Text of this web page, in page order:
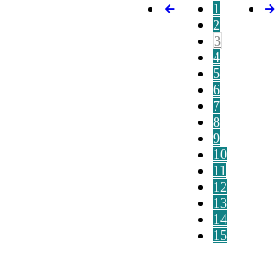
1
2
3
4
5
6
7
8
9
10
11
12
13
14
15